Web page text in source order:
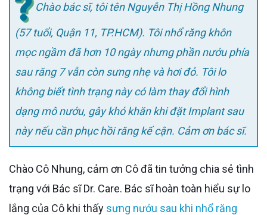
Chào bác sĩ, tôi tên Nguyễn Thị Hồng Nhung
(57 tuổi, Quận 11, TP.HCM). Tôi nhổ răng khôn
mọc ngầm đã hơn 10 ngày nhưng phần nướu phía
sau răng 7 vẫn còn sưng nhẹ và hơi đỏ. Tôi lo
không biết tình trạng này có làm thay đổi hình
dạng mô nướu, gây khó khăn khi đặt Implant sau
này nếu cần phục hồi răng kế cận. Cảm ơn bác sĩ.
Chào Cô Nhung, cảm ơn Cô đã tin tưởng chia sẻ tình
trạng với Bác sĩ Dr. Care. Bác sĩ hoàn toàn hiểu sự lo
lắng của Cô khi thấy sưng nướu sau khi nhổ răng